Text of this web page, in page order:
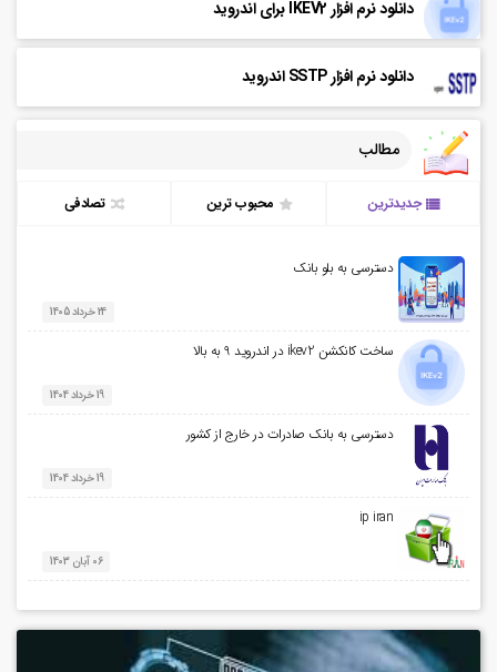
دانلود نرم افزار IKEV2 برای اندروید
دانلود نرم افزار SSTP اندروید
مطالب
جدیدترین محبوب ترین تصادفی
دسترسی به بلو بانک
24 خرداد 1405
ساخت کانکشن ikev2 در اندروید 9 به بالا
19 خرداد 1404
دسترسی به بانک صادرات در خارج از کشور
19 خرداد 1404
ip iran
06 آبان 1403